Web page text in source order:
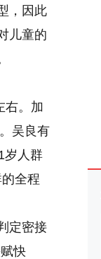
，因此
儿童的
右。加
吴良有
岁人群
全程
定密接
快